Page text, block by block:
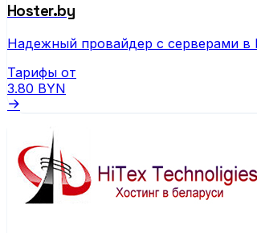
Hoster.by
Надежный провайдер с серверами в
Тарифы от
3.80 BYN